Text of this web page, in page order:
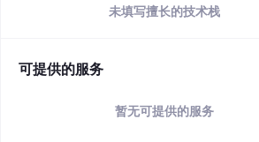
未填写擅长的技术栈
可提供的服务
暂无可提供的服务